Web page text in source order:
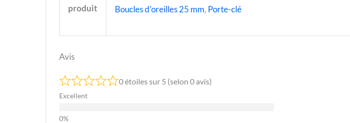
produit
Boucles d'oreilles 25 mm, Porte-clé
Avis
0 étoiles sur 5 (selon 0 avis)
Excellent